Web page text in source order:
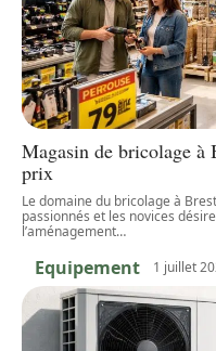
Magasin de bricolage à
prix
Le domaine du bricolage à
passionnés et les novices
l’aménagement…
Equipement 1 juillet